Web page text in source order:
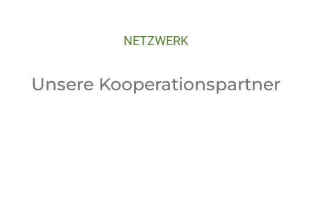
NETZWERK
Unsere Kooperationspartner